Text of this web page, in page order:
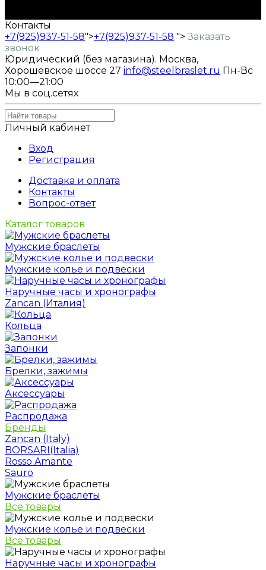
Контакты
+7(925)937-51-58">+7(925)937-51-58 "> Заказать
звонок
Юридический (без магазина). Москва,
Хорошевское шоссе 27 info@steelbraslet.ru Пн-Вс
10:00—21:00
Мы в соц.сетях
Личный кабинет
Вход
Регистрация
Доставка и оплата
Контакты
Вопрос-ответ
Каталог товаров
Мужские браслеты
Мужские колье и подвески
Наручные часы и хронографы
Zancan (Италия)
Кольца
Запонки
Брелки, зажимы
Аксессуары
Распродажа
Бренды
Zancan (Italy)
BORSARI(Italia)
Rosso Amante
Sauro
Мужские браслеты
Все товары
Мужские колье и подвески
Все товары
Наручные часы и хронографы